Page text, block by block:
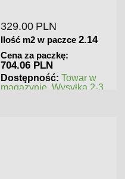
379.00 PLN
Ilość m2 w paczce 1.44
Cena za paczkę:
545.76 PLN
Dostępność: Towar w
magazynie. Wysyłka 2-3